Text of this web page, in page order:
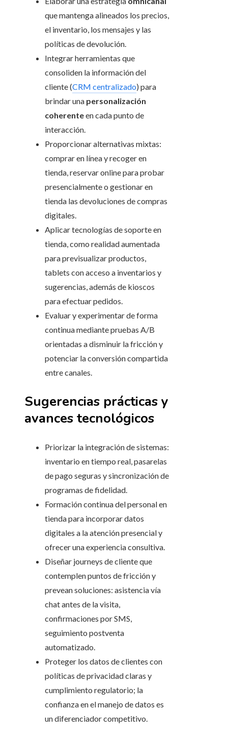
que mantenga alineados los precios,
el inventario, los mensajes y las
políticas de devolución.
Integrar herramientas que
consoliden la información del
cliente (CRM centralizado) para
brindar una personalización
coherenteen cada punto de
interacción.
Proporcionar alternativas mixtas:
comprar en línea y recoger en
tienda, reservar online para probar
presencialmente o gestionar en
tienda las devoluciones de compras
digitales.
Aplicar tecnologías de soporte en
tienda, como realidad aumentada
para previsualizar productos,
tablets con acceso a inventarios y
sugerencias, además de kioscos
para efectuar pedidos.
Evaluar y experimentar de forma
continua mediante pruebas A/B
orientadas a disminuir la fricción y
potenciar la conversión compartida
entre canales.
Sugerencias prácticas y
avances tecnológicos
Priorizar la integración de sistemas:
inventario en tiempo real, pasarelas
de pago seguras y sincronización de
programas de fidelidad.
Formación continua del personal en
tienda para incorporar datos
digitales a la atención presencial y
ofrecer una experiencia consultiva.
Diseñar journeys de cliente que
contemplen puntos de fricción y
prevean soluciones: asistencia vía
chat antes de la visita,
confirmaciones por SMS,
seguimiento postventa
automatizado.
Proteger los datos de clientes con
políticas de privacidad claras y
cumplimiento regulatorio; la
confianza en el manejo de datos es
un diferenciador competitivo.